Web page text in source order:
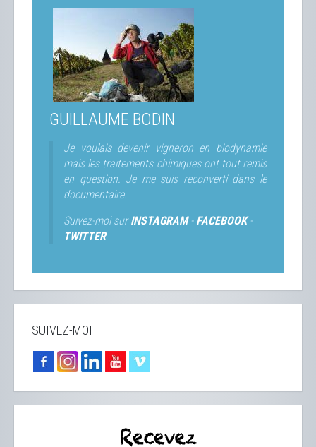
GUILLAUME BODIN
Je voulais devenir vigneron en biodynamie
mais les traitements chimiques ont tout remis
en question. Je me suis reconverti dans le
documentaire.
Suivez-moi surINSTAGRAM- FACEBOOK-
TWITTER
SUIVEZ-MOI